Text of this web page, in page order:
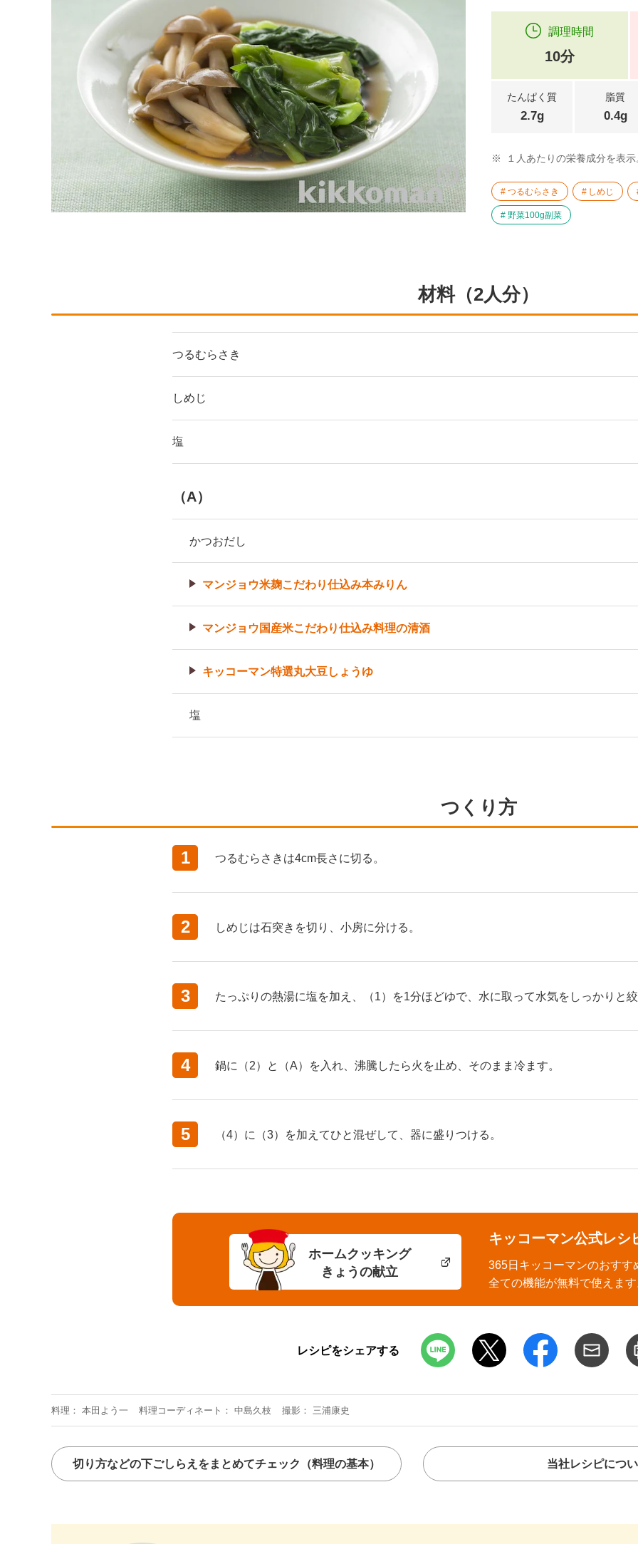
調理時間
10分
たんぱく質
2.7g
脂質
0.4g
※ １人あたりの栄養成分を表示
つるむらさき しめじ
野菜100g副菜
材料（2人分）
つるむらさき
しめじ
塩
（A）
かつおだし
マンジョウ米麹こだわり仕込み本みりん
マンジョウ国産米こだわり仕込み料理の清酒
キッコーマン特選丸大豆しょうゆ
塩
つくり方
1 つるむらさきは4cm長さに切る。
2 しめじは石突きを切り、小房に分ける。
3 たっぷりの熱湯に塩を加え、（1）を1分ほどゆで、水に取って水気をしっかりと絞
4 鍋に（2）と（A）を入れ、沸騰したら火を止め、そのまま冷ます。
5 （4）に（3）を加えてひと混ぜして、器に盛りつける。
ホームクッキング
きょうの献立
キッコーマン公式レシ
365日キッコーマンのおすす
全ての機能が無料で使えます
レシピをシェアする
料理 本田よう一 料理コーディネート 中島久枝 撮影 三浦康史
切り方などの下ごしらえをまとめてチェック （料理の基本） 当社レシピにつ